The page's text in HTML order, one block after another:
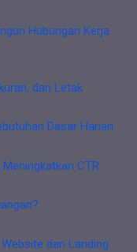
Hubungan Kerja
dan Letak
Dasar Harian
CTR
dan Landing